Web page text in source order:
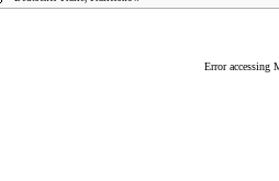
Error accessing